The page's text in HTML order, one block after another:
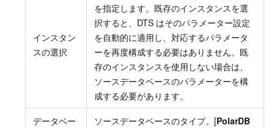
インスタン
スの選択
を指定します。既存のインスタンスを選
択すると、DTS はそのパラメーター設定
を自動的に適用し、対応するパラメータ
ーを再度構成する必要はありません。既
存のインスタンスを使用しない場合は、
ソースデータベースのパラメーターを構
成する必要があります。
データベー
ソースデータベースのタイプ。[PolarDB